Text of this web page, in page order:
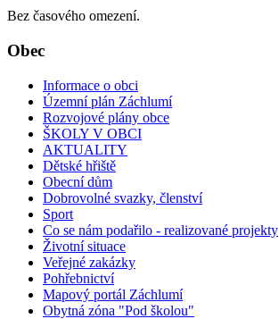
Bez časového omezení.
Obec
Informace o obci
Územní plán Záchlumí
Rozvojové plány obce
ŠKOLY V OBCI
AKTUALITY
Dětské hřiště
Obecní dům
Dobrovolné svazky, členství
Sport
Co se nám podařilo - realizované projekty
Životní situace
Veřejné zakázky
Pohřebnictví
Mapový portál Záchlumí
Obytná zóna "Pod školou"